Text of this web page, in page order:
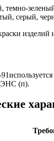
темно-
серый,
изделий
(п).